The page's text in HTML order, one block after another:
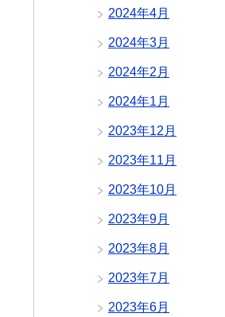
2024年4月
2024年3月
2024年2月
2024年1月
2023年12月
2023年11月
2023年10月
2023年9月
2023年8月
2023年7月
2023年6月